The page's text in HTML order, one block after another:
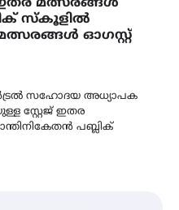
സ്കൂളിൽ
ഓഗസ്റ്റ്
സഹോദയ അധ്യാപക
സ്റ്റേജ് ഇതര
പബ്ലിക്